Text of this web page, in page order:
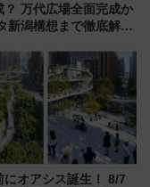
？ 万代広場全面完成か
新潟構想まで徹底解
にオアシス誕生！ 8/7